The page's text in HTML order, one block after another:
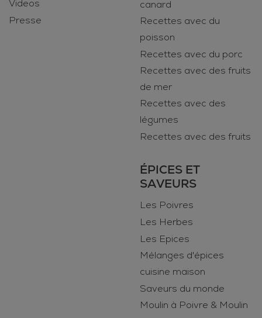
Videos
Presse
canard
Recettes avec du
poisson
Recettes avec du porc
Recettes avec des fruits
de mer
Recettes avec des
légumes
Recettes avec des fruits
ÉPICES ET
SAVEURS
Les Poivres
Les Herbes
Les Epices
Mélanges d'épices
cuisine maison
Saveurs du monde
Moulin à Poivre & Moulin